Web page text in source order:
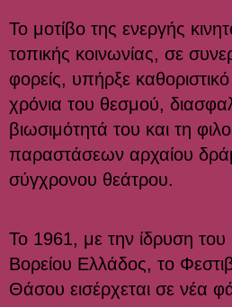
Το μοτίβο της ενεργής
τοπικής κοινωνίας, σε
φορείς, υπήρξε
χρόνια του θεσμού,
βιωσιμότητά του και τη
παραστάσεων αρχαίου
σύγχρονου θεάτρου.
Το 1961, με την ίδρυση
Βορείου Ελλάδος, το
Θάσου εισέρχεται σε νέα